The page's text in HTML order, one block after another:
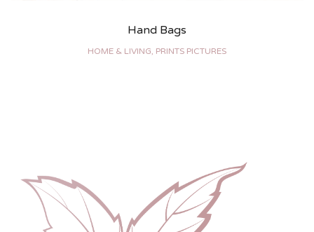
Hand Bags
HOME & LIVING, PRINTS PICTURES